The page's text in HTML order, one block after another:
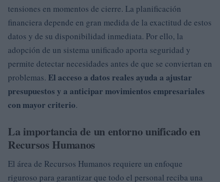
tensiones en momentos de cierre. La planificación
financiera depende en gran medida de la exactitud de estos
datos y de su disponibilidad inmediata. Por ello, la
adopción de un sistema unificado aporta seguridad y
permite detectar necesidades antes de que se conviertan en
problemas. El acceso a datos reales ayuda a ajustar
presupuestos y a anticipar movimientos empresariales
con mayor criterio.
La importancia de un entorno unificado en
Recursos Humanos
El área de Recursos Humanos requiere un enfoque
riguroso para garantizar que todo el personal reciba una